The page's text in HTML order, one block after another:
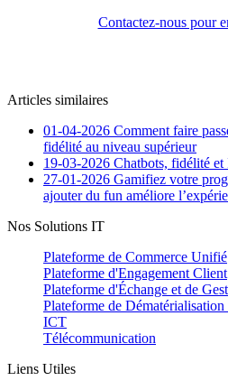
Contactez-nous pour
Articles similaires
01-04-2026 Comment faire
fidélité au niveau supérieur
19-03-2026 Chatbots, fidélité
27-01-2026 Gamifiez votre
ajouter du fun améliore
Nos Solutions IT
Plateforme de Commerce Unifié
Plateforme d'Engagement Client
Plateforme d'Échange et de
Plateforme de
ICT
Télécommunication
Liens Utiles